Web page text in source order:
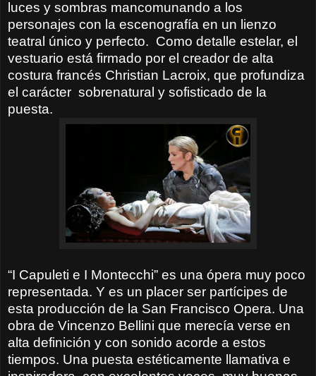
luces y sombras mancomunando a los
personajes con la escenografía en un lienzo
teatral único y perfecto. Como detalle estelar, el
vestuario está firmado por el creador de alta
costura francés Christian Lacroix, que profundiza
el carácter sobrenatural y sofisticado de la
puesta.
“I Capuleti e I Montecchi” es una ópera muy poco
representada. Y es un placer ser partícipes de
esta producción de la San Francisco Opera. Una
obra de Vincenzo Bellini que merecía verse en
alta definición y con sonido acorde a estos
tiempos. Una puesta estéticamente llamativa e